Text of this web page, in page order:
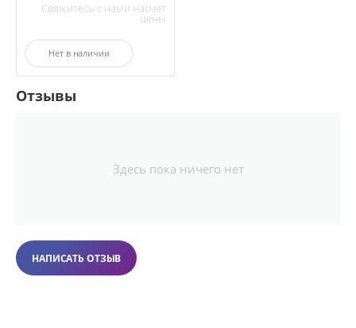
Свяжитесь с нами насчёт
цены
Нет в наличии
Отзывы
Здесь пока ничего нет
НАПИСАТЬ ОТЗЫВ